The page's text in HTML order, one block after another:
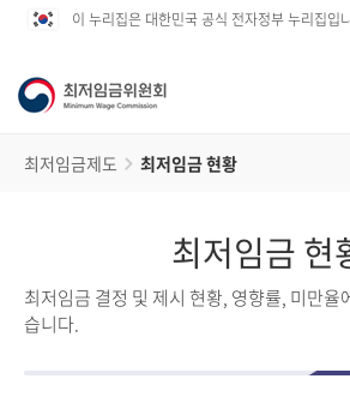
이 누리집은 대한민국 공식 전자정부 누리집입
최저임금제도 최저임금 현황
최저임금 현
최저임금 결정 및 제시 현황, 영향률, 미만율
습니다.